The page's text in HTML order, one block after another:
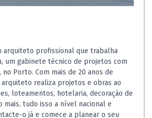
arquiteto profissional que trabalha
um gabinete técnico de projetos com
Porto. Com mais de 20 anos de
realiza projetos e obras ao
loteamentos, hotelaria, decoração de
tudo isso a nível nacional e
o já e comece a planear o seu